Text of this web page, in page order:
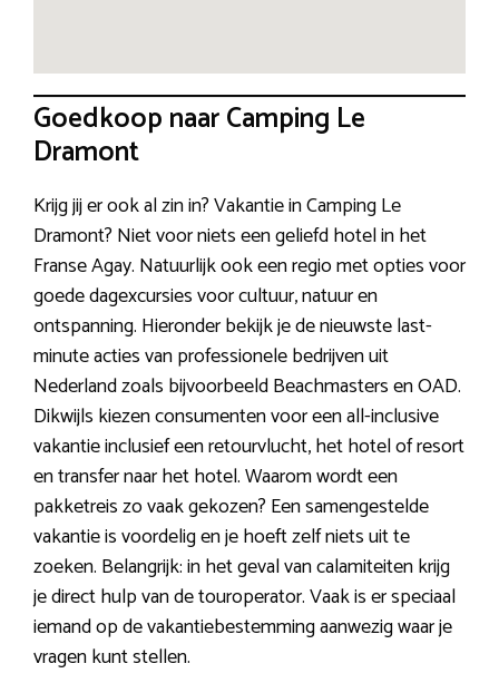
Goedkoop naar Camping Le
Dramont
Krijg jij er ook al zin in? Vakantie in Camping Le
Dramont? Niet voor niets een geliefd hotel in het
Franse Agay. Natuurlijk ook een regio met opties voor
goede dagexcursies voor cultuur, natuur en
ontspanning. Hieronder bekijk je de nieuwste last-
minute acties van professionele bedrijven uit
Nederland zoals bijvoorbeeld Beachmasters en OAD.
Dikwijls kiezen consumenten voor een all-inclusive
vakantie inclusief een retourvlucht, het hotel of resort
en transfer naar het hotel. Waarom wordt een
pakketreis zo vaak gekozen? Een samengestelde
vakantie is voordelig en je hoeft zelf niets uit te
zoeken. Belangrijk: in het geval van calamiteiten krijg
je direct hulp van de touroperator. Vaak is er speciaal
iemand op de vakantiebestemming aanwezig waar je
vragen kunt stellen.